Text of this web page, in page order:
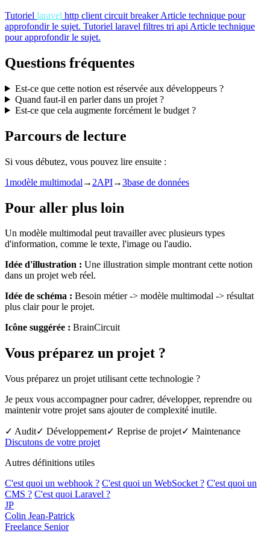
Tutoriel laravel http client circuit breaker Article technique pour
approfondir le sujet. Tutoriel laravel filtres tri api Article technique
pour approfondir le sujet.
Questions fréquentes
Est-ce que cette notion est réservée aux développeurs ?
Quand faut-il en parler dans un projet ?
Est-ce que cela augmente forcément le budget ?
Parcours de lecture
Si vous débutez, vous pouvez lire ensuite :
1modèle multimodal → 2API→3base de données
Pour aller plus loin
Un modèle multimodal peut travailler avec plusieurs types
d'information, comme le texte, l'image ou l'audio.
Idée d'illustration : Une illustration simple montrant cette notion
dans un projet web réel.
Idée de schéma : Besoin métier -> modèle multimodal -> résultat
plus clair pour le projet.
Icône suggérée : BrainCircuit
Vous préparez un projet ?
Vous préparez un projet utilisant cette technologie ?
Je peux vous accompagner pour cadrer, développer, reprendre ou
maintenir votre projet sans ajouter de complexité inutile.
✓ Audit✓ Développement✓ Reprise de projet✓ Maintenance
Discutons de votre projet
Autres définitions utiles
C'est quoi un webhook ? C'est quoi un WebSocket ? C'est quoi un
CMS ? C'est quoi Laravel ?
JP
Colin Jean-Patrick
Freelance Senior